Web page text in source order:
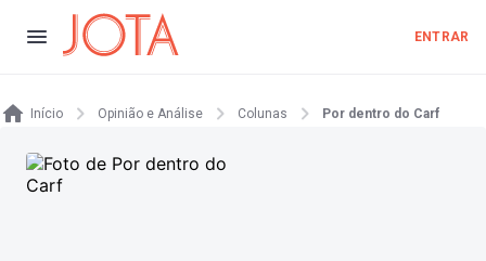
ENTRAR
Início Opinião e Análise Colunas Por dentro do Carf